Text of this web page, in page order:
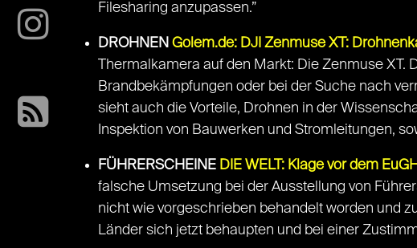
Filesharing anzupassen.”
DROHNEN Golem.de: DJI Zenmuse XT:
Thermalkamera auf den Markt: Die Zenmuse XT.
Brandbekämpfungen oder bei der Suche nach
sieht auch die Vorteile, Drohnen in der
Inspektion von Bauwerken und Stromleitungen,
FÜHRERSCHEINE DIE WELT: Klage vor dem
falsche Umsetzung bei der Ausstellung von
nicht wie vorgeschrieben behandelt worden und
Länder sich jetzt behaupten und bei einer